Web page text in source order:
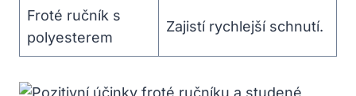
Froté ručník s
polyesterem
Zajistí rychlejší schnutí.